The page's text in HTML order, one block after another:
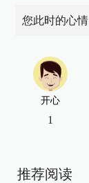
您此时的心情
开心
1
推荐阅读